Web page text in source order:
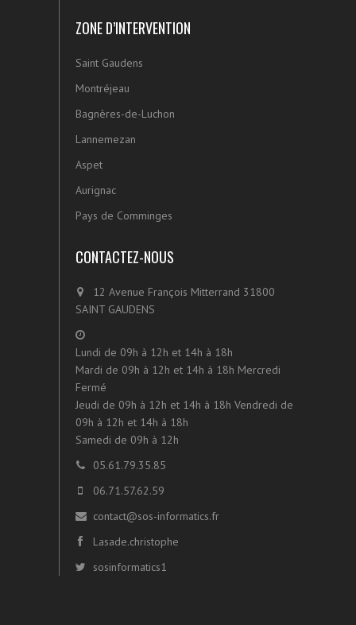
ZONE D’INTERVENTION
Saint Gaudens
Montréjeau
Bagnères-de-Luchon
Lannemezan
Aspet
Aurignac
Pays de Comminges
CONTACTEZ-NOUS
12 Avenue François Mitterrand 31800
SAINT GAUDENS
Lundi de 09h à 12h et 14h à 18h
Mardi de 09h à 12h et 14h à 18h Mercredi
Fermé
Jeudi de 09h à 12h et 14h à 18h Vendredi de
09h à 12h et 14h à 18h
Samedi de 09h à 12h
05.61.79.35.85
06.71.57.62.59
contact@sos-informatics.fr
Lasade.christophe
sosinformatics1